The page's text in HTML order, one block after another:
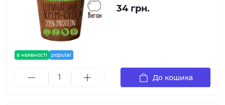
в наявності popular
34 грн.
До кошика